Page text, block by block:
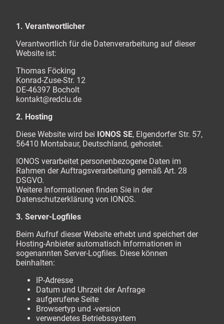
1. Verantwortlicher
Verantwortlich für die Datenverarbeitung auf dieser
Website ist:
Thomas Föcking
Konrad-Zuse-Str. 12
DE-46397 Bocholt
kontakt@redclu.de
2. Hosting
Diese Website wird bei IONOS SE, Elgendorfer Str. 57,
56410 Montabaur, Deutschland, gehostet.
IONOS verarbeitet personenbezogene Daten im
Rahmen der Auftragsverarbeitung gemäß Art. 28
DSGVO.
Weitere Informationen finden Sie in der
Datenschutzerklärung von IONOS.
3. Server-Logfiles
Beim Aufruf dieser Website erhebt und speichert der
Hosting-Anbieter automatisch Informationen in
sogenannten Server-Logfiles. Diese können
beinhalten:
IP-Adresse
Datum und Uhrzeit der Anfrage
aufgerufene Seite
Browsertyp und -version
verwendetes Betriebssystem